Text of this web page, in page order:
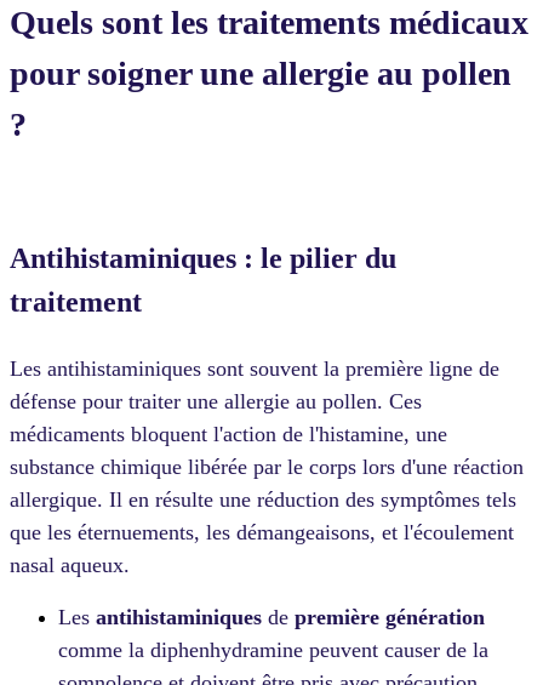
Quels sont les traitements médicaux
pour soigner une allergie au pollen
?
Antihistaminiques : le pilier du
traitement
Les antihistaminiques sont souvent la première ligne de
défense pour traiter une allergie au pollen. Ces
médicaments bloquent l'action de l'histamine, une
substance chimique libérée par le corps lors d'une réaction
allergique. Il en résulte une réduction des symptômes tels
que les éternuements, les démangeaisons, et l'écoulement
nasal aqueux.
Les antihistaminiques de première génération
comme la diphenhydramine peuvent causer de la